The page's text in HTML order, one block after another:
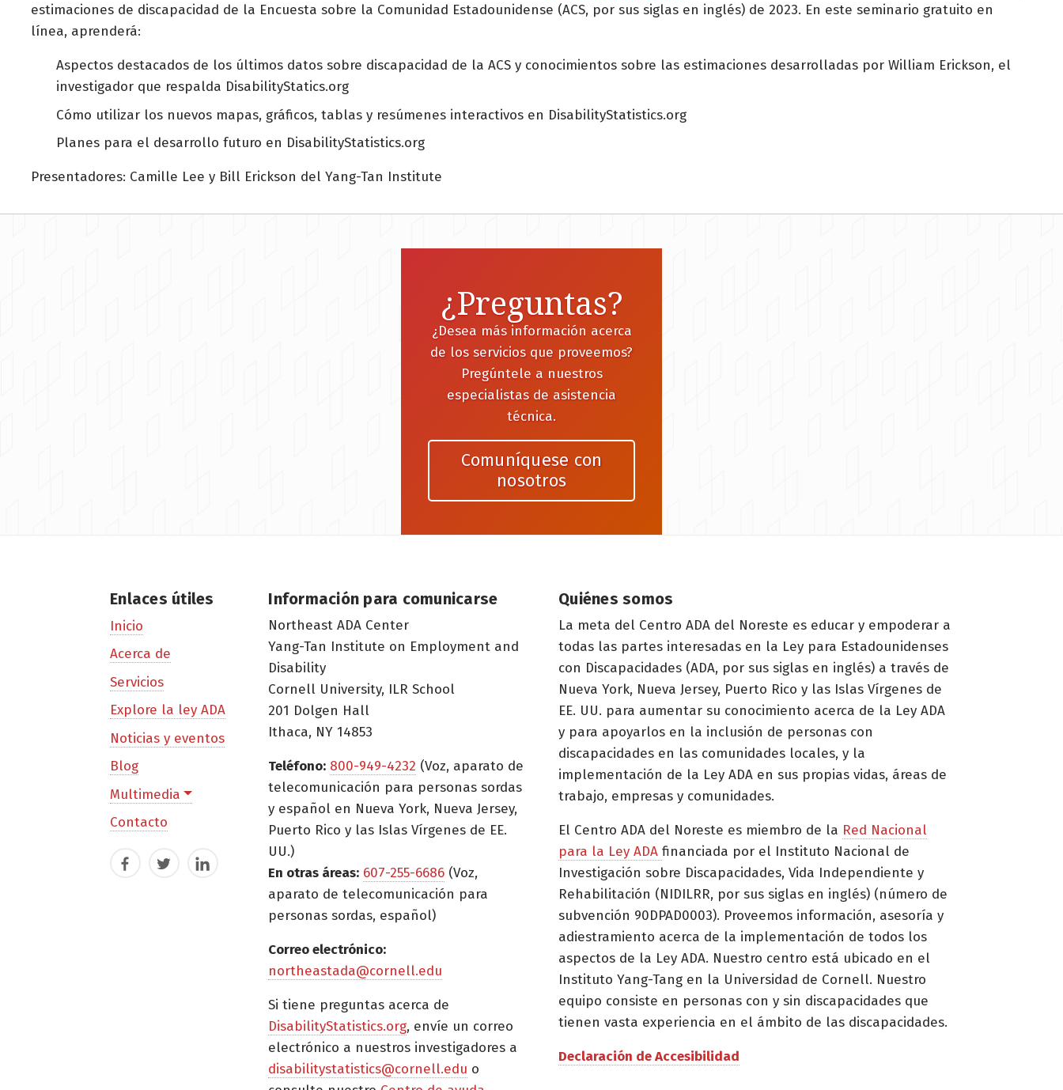
estimaciones de discapacidad de la Encuesta sobre la Comunidad Estadounidense (ACS, por sus siglas en inglés) de 2023. En este seminario gratuito en
línea, aprenderá:
Aspectos destacados de los últimos datos sobre discapacidad de la ACS y conocimientos sobre las estimaciones desarrolladas por William Erickson, el
investigador que respalda DisabilityStatics.org
Cómo utilizar los nuevos mapas, gráficos, tablas y resúmenes interactivos en DisabilityStatistics.org
Planes para el desarrollo futuro en DisabilityStatistics.org
Presentadores: Camille Lee y Bill Erickson del Yang-Tan Institute
¿Preguntas?
¿Desea más información acerca
de los servicios que proveemos?
Pregúntele a nuestros
especialistas de asistencia
técnica.
Comuníquese con
nosotros
Enlaces útiles
Inicio
Acerca de
Servicios
Explore la ley ADA
Noticias y eventos
Blog
Multimedia
Contacto
FacebookTwitterLinkedIn
Información para comunicarse
Northeast ADA Center
Yang-Tan Institute on Employment and
Disability
Cornell University, ILR School
201 Dolgen Hall
Ithaca, NY 14853
Teléfono: 800-949-4232 (Voz, aparato de
telecomunicación para personas sordas
y español en Nueva York, Nueva Jersey,
Puerto Rico y las Islas Vírgenes de EE.
UU.)
En otras áreas: 607-255-6686 (Voz,
aparato de telecomunicación para
personas sordas, español)
Correo electrónico:
northeastada@cornell.edu
Si tiene preguntas acerca de
DisabilityStatistics.org, envíe un correo
electrónico a nuestros investigadores a
disabilitystatistics@cornell.edu o
Quiénes somos
La meta del Centro ADA del Noreste es educar y empoderar a
todas las partes interesadas en la Ley para Estadounidenses
con Discapacidades (ADA, por sus siglas en inglés) a través de
Nueva York, Nueva Jersey, Puerto Rico y las Islas Vírgenes de
EE. UU. para aumentar su conocimiento acerca de la Ley ADA
y para apoyarlos en la inclusión de personas con
discapacidades en las comunidades locales, y la
implementación de la Ley ADA en sus propias vidas, áreas de
trabajo, empresas y comunidades.
El Centro ADA del Noreste es miembro de la Red Nacional
para la Ley ADA financiada por el Instituto Nacional de
Investigación sobre Discapacidades, Vida Independiente y
Rehabilitación (NIDILRR, por sus siglas en inglés) (número de
subvención 90DPAD0003). Proveemos información, asesoría y
adiestramiento acerca de la implementación de todos los
aspectos de la Ley ADA. Nuestro centro está ubicado en el
Instituto Yang-Tang en la Universidad de Cornell. Nuestro
equipo consiste en personas con y sin discapacidades que
tienen vasta experiencia en el ámbito de las discapacidades.
Declaración de Accesibilidad